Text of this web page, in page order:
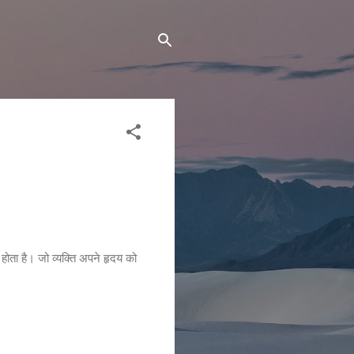
है। जो व्यक्ति अपने हृदय को